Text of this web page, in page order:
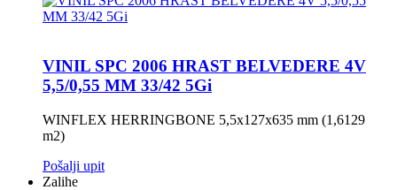
VINIL SPC 2006 HRAST BELVEDERE 4V
5,5/0,55 MM 33/42 5Gi
WINFLEX HERRINGBONE 5,5x127x635 mm (1,6129
m2)
Pošalji upit
Zalihe